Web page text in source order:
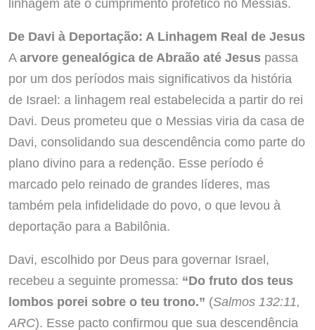
linhagem até o cumprimento profético no Messias.
De Davi à Deportação: A Linhagem Real de Jesus
Aarvore genealógica de Abraão até Jesuspassa
por um dos períodos mais significativos da história
de Israel: a linhagem real estabelecida a partir do rei
Davi. Deus prometeu que o Messias viria da casa de
Davi, consolidando sua descendência como parte do
plano divino para a redenção. Esse período é
marcado pelo reinado de grandes líderes, mas
também pela infidelidade do povo, o que levou à
deportação para a Babilônia.
Davi, escolhido por Deus para governar Israel,
recebeu a seguinte promessa: “Do fruto dos teus
lombos porei sobre o teu trono.” (Salmos 132:11,
ARC). Esse pacto confirmou que sua descendência